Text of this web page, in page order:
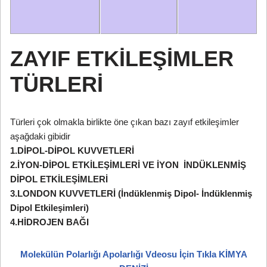
ZAYIF ETKİLEŞİMLER
TÜRLERİ
Türleri çok olmakla birlikte öne çıkan bazı zayıf etkileşimler
aşağdaki gibidir
1.DİPOL-DİPOL KUVVETLERİ
2.İYON-DİPOL ETKİLEŞİMLERİ VE İYON İNDÜKLENMİŞ
DİPOL ETKİLEŞİMLERİ
3.LONDON KUVVETLERİ (İndüklenmiş Dipol- İndüklenmiş
Dipol Etkileşimleri)
4.HİDROJEN BAĞI
Molekülün Polarlığı Apolarlığı Vdeosu İçin Tıkla KİMYA